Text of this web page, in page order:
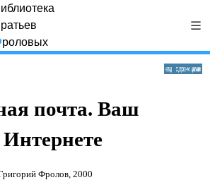
иблиотека
ратьев
роловых
почта. Ваш
Фролов, 2000